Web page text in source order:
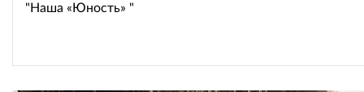
"Наша «Юность» "